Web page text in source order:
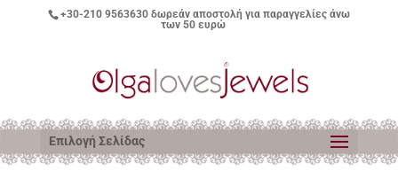
+30-210 9563630δωρεάν αποστολή για παραγγελίες άνω
των 50 ευρώ
Επιλογή Σελίδας